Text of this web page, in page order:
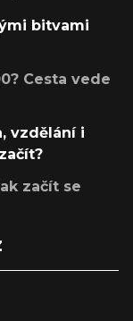
bitvami
Cesta vede
vzdělání i
začít se